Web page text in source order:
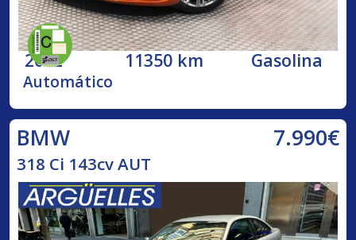
2022 11350 km Gasolina
Automático
BMW 7.990€
318 Ci 143cv AUT